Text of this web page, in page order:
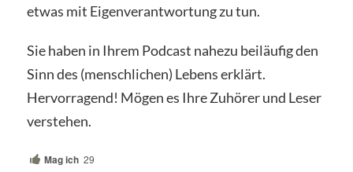
etwas mit Eigenverantwortung zu tun.
Sie haben in Ihrem Podcast nahezu beiläufig den
Sinn des (menschlichen) Lebens erklärt.
Hervorragend! Mögen es Ihre Zuhörer und Leser
verstehen.
Mag ich 29